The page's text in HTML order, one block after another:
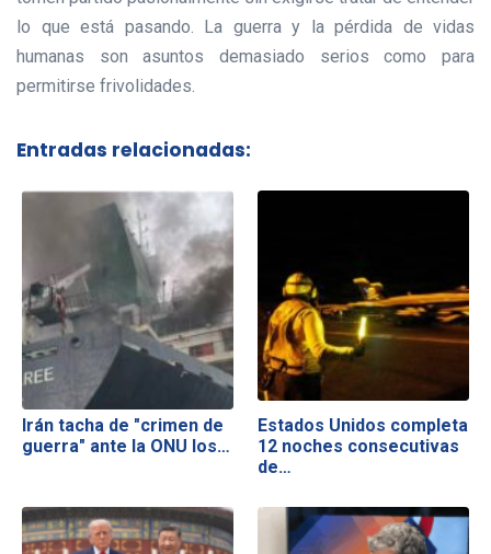
lo que está pasando. La guerra y la pérdida de vidas
humanas son asuntos demasiado serios como para
permitirse frivolidades.
Entradas relacionadas:
Irán tacha de "crimen de
guerra" ante la ONU los…
Estados Unidos completa
12 noches consecutivas
de…